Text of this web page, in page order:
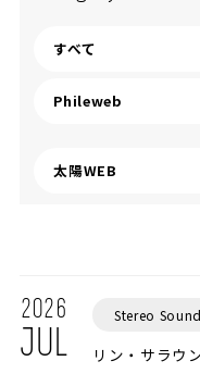
すべて
Phileweb
太陽WEB
2026
JUL
Stereo
リン・サラウ